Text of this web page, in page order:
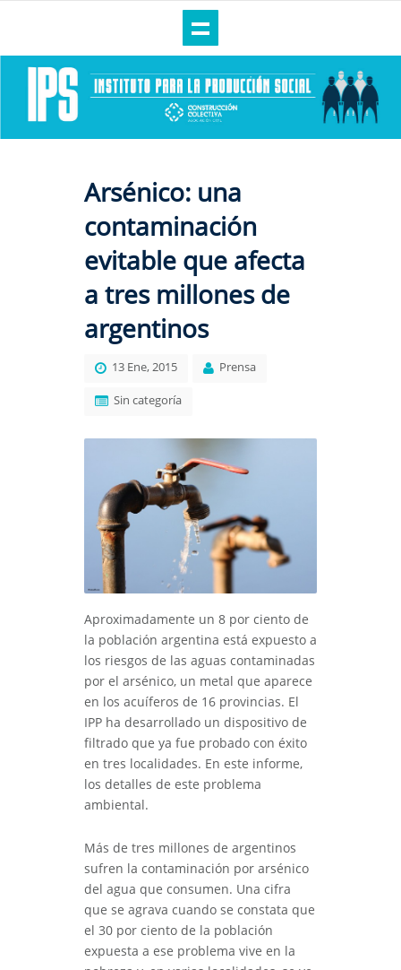
Arsénico: una
contaminación
evitable que afecta
a tres millones de
argentinos
13 Ene, 2015 Prensa
Sin categoría
Aproximadamente un 8 por ciento de
la población argentina está expuesto a
los riesgos de las aguas contaminadas
por el arsénico, un metal que aparece
en los acuíferos de 16 provincias. El
IPP ha desarrollado un dispositivo de
filtrado que ya fue probado con éxito
en tres localidades. En este informe,
los detalles de este problema
ambiental.
Más de tres millones de argentinos
sufren la contaminación por arsénico
del agua que consumen. Una cifra
que se agrava cuando se constata que
el 30 por ciento de la población
expuesta a ese problema vive en la